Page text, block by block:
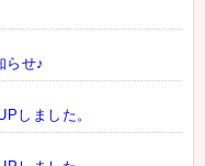
らせ♪
しました。